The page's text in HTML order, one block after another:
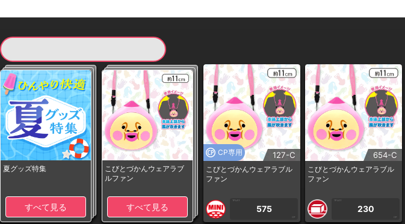
夏グッズ特集
すべて見る
こびとづかんウェアラブ
ルファン
すべて見る
CP専用 127-C
こびとづかんウェアラブル
ファン
1PLAY
575
CP
654-C
こびとづかんウェアラブル
ファン
1PLAY
230
CP